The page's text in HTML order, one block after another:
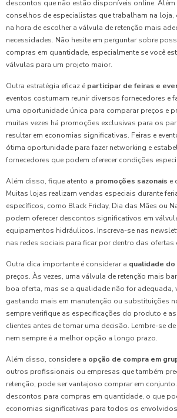
descontos que não estão disponíveis online.
conselhos de especialistas que trabalham na
na hora de escolher a válvula de retenção mais
necessidades. Não hesite em perguntar sobre
compras em quantidade, especialmente se você
válvulas para um projeto maior.
Outra estratégia eficaz é participar de feiras e
eventos costumam reunir diversos fornecedores e
uma oportunidade única para comparar preços e
muitas vezes há promoções exclusivas para os
resultar em economias significativas. Feiras e
ótima oportunidade para fazer networking e
fornecedores que podem oferecer condições
Além disso, fique atento a promoções sazonais e
Muitas lojas realizam vendas especiais durante
específicos, como Black Friday, Dia das Mães ou
podem oferecer descontos significativos em
equipamentos hidráulicos. Inscreva-se nas
nas redes sociais para ficar por dentro das ofertas
Outra dica importante é considerar a qualidade
preços. Às vezes, uma válvula de retenção mais
boa oferta, mas se a qualidade não for adequada,
gastando mais em manutenção ou substituições
sempre verifique as especificações do produto e
clientes antes de tomar uma decisão. Lembre-se
nem sempre é a melhor opção a longo prazo.
Além disso, considere a opção de compra em
outros profissionais ou empresas que também
retenção, pode ser vantajoso comprar em
descontos para compras em quantidade, o que
economias significativas para todos os